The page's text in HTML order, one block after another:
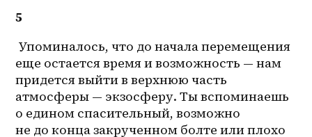
5
еще остается время и возможность — нам
придется выйти в верхнюю часть
атмосферы — экзосферу. Ты вспоминаешь
о едином спасительный, возможно
не до конца закрученном болте или плохо